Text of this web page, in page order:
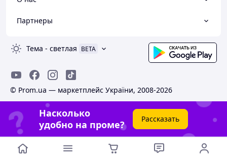
Партнеры
Тема - светлая BETA
© Prom.ua — маркетплейс України, 2008-2026
Насколько
удобно на проме?
Рассказать